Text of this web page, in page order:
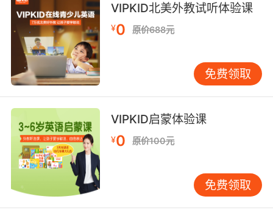
VIPKID北美外教试听体验课
¥0 原价688元
免费领取
VIPKID启蒙体验课
¥0 原价100元
免费领取